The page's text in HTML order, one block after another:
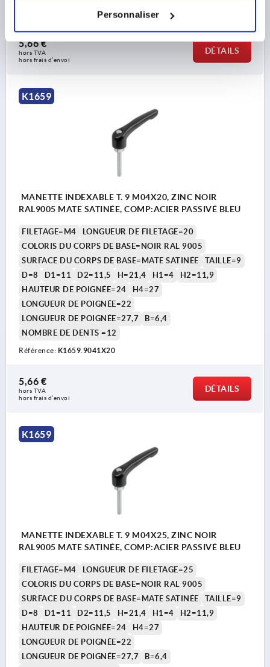
Personnaliser
K1659.9041X15
5,66 €
hors TVA
hors frais d’envoi
DÉTAILS
K1659
MANETTE INDEXABLE T. 9 M04X20, ZINC NOIR
RAL9005 MATE SATINÉE, COMP:ACIER PASSIVÉ BLEU
FILETAGE=M4
LONGUEUR DE FILETAGE=20
COLORIS DU CORPS DE BASE=NOIR RAL 9005
SURFACE DU CORPS DE BASE=MATE SATINÉE
TAILLE=9
D=8
D1=11 D2=11,5 H=21,4 H1=4
H2=11,9
HAUTEUR DE POIGNÉE=24
H4=27
LONGUEUR DE POIGNÉE=22
LONGUEUR DE POIGNÉE=27,7
B=6,4
NOMBRE DE DENTS =12
Référence: K1659.9041X20
5,66 €
hors TVA
hors frais d’envoi
DÉTAILS
K1659
MANETTE INDEXABLE T. 9 M04X25, ZINC NOIR
RAL9005 MATE SATINÉE, COMP:ACIER PASSIVÉ BLEU
FILETAGE=M4
LONGUEUR DE FILETAGE=25
COLORIS DU CORPS DE BASE=NOIR RAL 9005
SURFACE DU CORPS DE BASE=MATE SATINÉE
TAILLE=9
D=8
D1=11 D2=11,5 H=21,4 H1=4
H2=11,9
HAUTEUR DE POIGNÉE=24
H4=27
LONGUEUR DE POIGNÉE=22
LONGUEUR DE POIGNÉE=27,7
B=6,4